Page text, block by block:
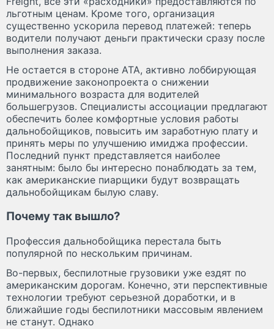
льготным ценам. Кроме того, организация
существенно ускорила перевод платежей: теперь
водители получают деньги практически сразу после
выполнения заказа.
Не остается в стороне АТА, активно лоббирующая
продвижение законопроекта о снижении
минимального возраста для водителей
большегрузов. Специалисты ассоциации предлагают
обеспечить более комфортные условия работы
дальнобойщиков, повысить им заработную плату и
принять меры по улучшению имиджа профессии.
Последний пункт представляется наиболее
занятным: было бы интересно понаблюдать за тем,
как американские пиарщики будут возвращать
дальнобойщикам былую славу.
Почему так вышло?
Профессия дальнобойщика перестала быть
популярной по нескольким причинам.
Во-первых, беспилотные грузовики уже ездят по
американским дорогам. Конечно, эти перспективные
технологии требуют серьезной доработки, и в
ближайшие годы беспилотники массовым явлением
не станут. Однако